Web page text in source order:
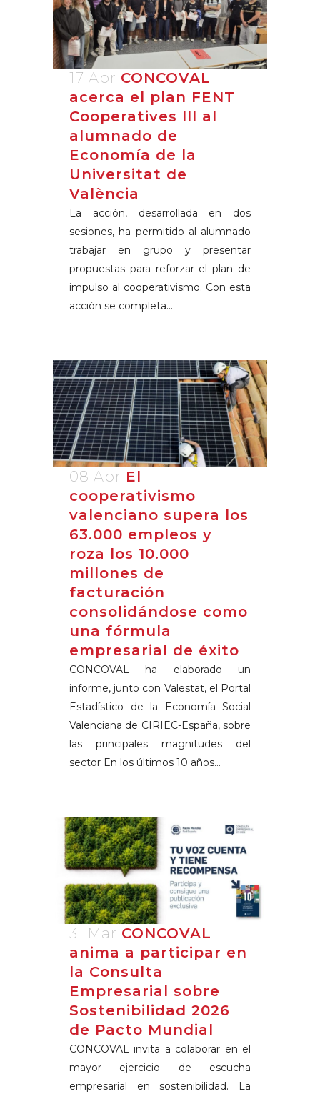
17 Apr CONCOVAL
acerca el plan FENT
Cooperatives III al
alumnado de
Economía de la
Universitat de
València
La acción, desarrollada en dos
sesiones, ha permitido al alumnado
trabajar en grupo y presentar
propuestas para reforzar el plan de
impulso al cooperativismo. Con esta
acción se completa...
08 Apr El
cooperativismo
valenciano supera los
63.000 empleos y
roza los 10.000
millones de
facturación
consolidándose como
una fórmula
empresarial de éxito
CONCOVAL ha elaborado un
informe, junto con Valestat, el Portal
Estadístico de la Economía Social
Valenciana de CIRIEC-España, sobre
las principales magnitudes del
sector En los últimos 10 años...
31 Mar CONCOVAL
anima a participar en
la Consulta
Empresarial sobre
Sostenibilidad 2026
de Pacto Mundial
CONCOVAL invita a colaborar en el
mayor ejercicio de escucha
empresarial en sostenibilidad. La